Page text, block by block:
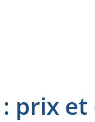
prix et